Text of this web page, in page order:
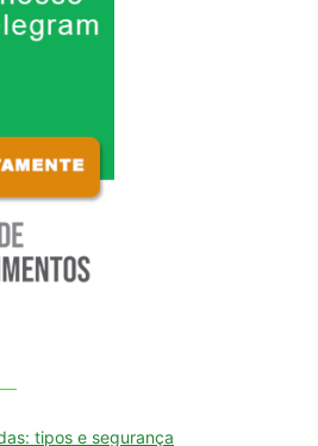
tipos e segurança